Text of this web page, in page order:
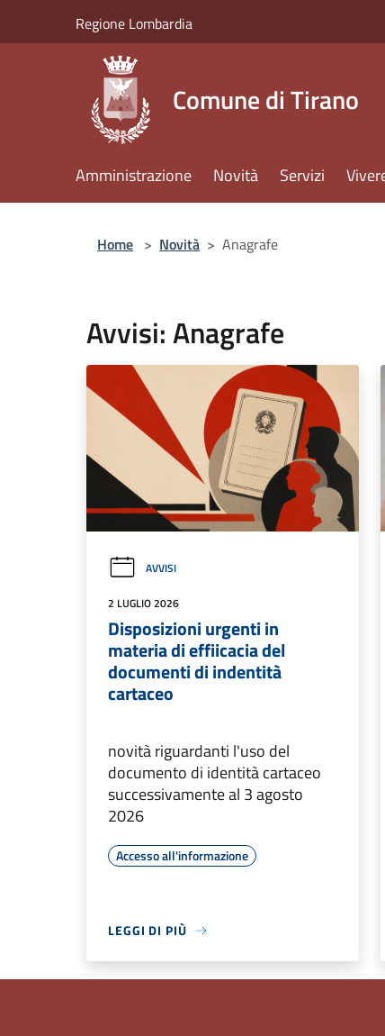
Regione Lombardia
Comune di Tirano
Amministrazione Novità Servizi
Home > Novità > Anagrafe
Avvisi: Anagrafe
AVVISI
2 LUGLIO 2026
Disposizioni urgenti in
materia di effiicacia del
documenti di indentità
cartaceo
novità riguardanti l'uso del
documento di identità cartaceo
successivamente al 3 agosto
2026
Accesso all'informazione
LEGGI DI PIÙ